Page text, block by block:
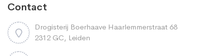
Contact
Drogisterij Boerhaave Haarlemmerstraat 68
2312 GC, Leiden